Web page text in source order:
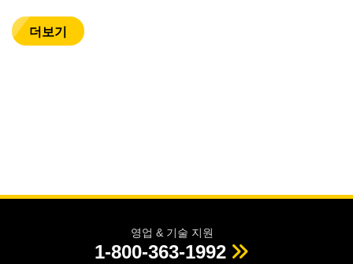
더보기
영업 & 기술 지원
1-800-363-1992